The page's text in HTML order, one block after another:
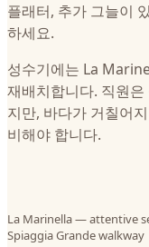
플래터, 추가 그늘이
하세요.
성수기에는 La
재배치합니다. 직원
지만, 바다가 거칠어
비해야 합니다.
La Marinella — attentive
Spiaggia Grande walkway